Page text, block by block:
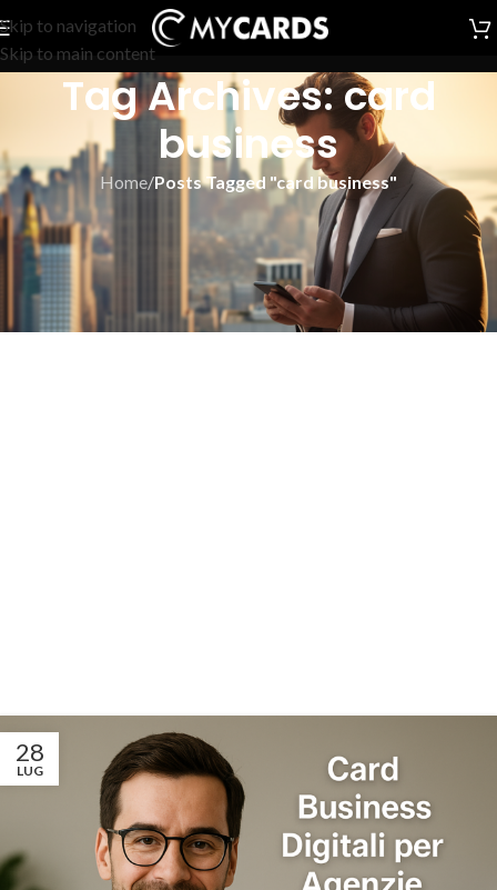
Skip to navigation
Skip to main content
Tag Archives: card
business
Home/Posts Tagged "card business"
28
LUG